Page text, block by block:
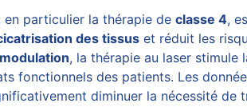
en particulier la thérapie declasse 4,
des tissus et réduit les
, la thérapie au laser stimule
fonctionnels des patients. Les
diminuer la nécessité de